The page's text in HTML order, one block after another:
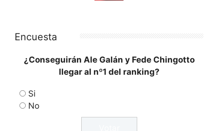
Encuesta
¿Conseguirán Ale Galán y Fede Chingotto
llegar al nº1 del ranking?
Si
No